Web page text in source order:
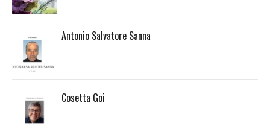
Antonio Salvatore Sanna
Cosetta Goi